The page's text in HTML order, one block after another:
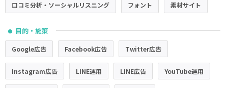
口コミ分析・ソーシャルリスニング フォント 素材サイト
● 目的・施策
Google広告 Facebook広告 Twitter広告
Instagram広告 LINE運用 LINE広告 YouTube運用